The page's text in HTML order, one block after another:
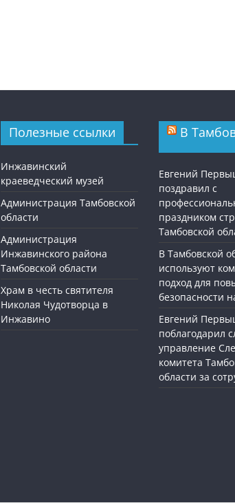
Полезные ссылки
Инжавинский
краеведческий музей
Администрация Тамбовской
области
Администрация
Инжавинского района
Тамбовской области
Храм в честь святителя
Николая Чудотворца в
Инжавино
В
Евгений
поздравил с
праздником
Тамбовской
В Тамбовской
используют
подход для
безопасности
Евгений
поблагодарил
управление
комитета
области за